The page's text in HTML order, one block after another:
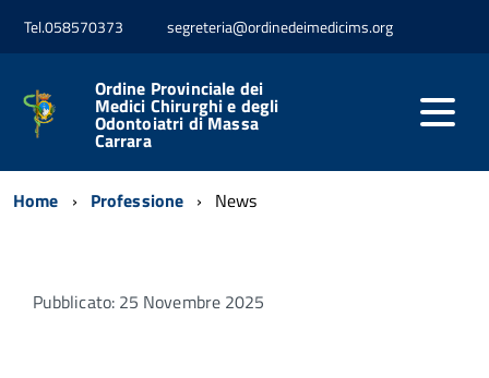
Tel.058570373 segreteria@ordinedeimedicims.org
Ordine Provinciale dei
Medici Chirurghi e degli
Odontoiatri di Massa
Carrara
Home Professione News
Pubblicato: 25 Novembre 2025